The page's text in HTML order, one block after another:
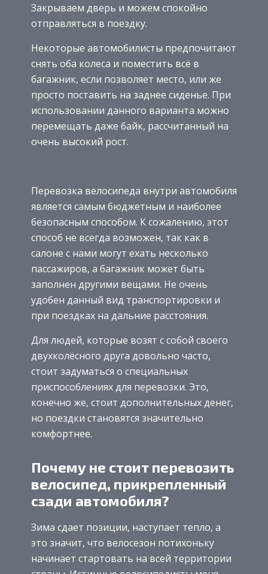
Закрываем дверь и можем спокойно
отправляться в поездку.
Некоторые автомобилисты предпочитают
снять оба колеса и поместить всё в
багажник, если позволяет место, или же
просто поставить на заднее сиденье. При
использовании данного варианта можно
перемещать даже байк, рассчитанный на
очень высокий рост.
Перевозка велосипеда внутри автомобиля
является самым бюджетным и наиболее
безопасным способом. К сожалению, этот
способ не всегда возможен, так как в
салоне с нами могут ехать несколько
пассажиров, а багажник может быть
заполнен другими вещами. Не очень
удобен данный вид транспортировки и
при поездках на дальние расстояния.
Для людей, которые возят с собой своего
двухколёсного друга довольно часто,
стоит задуматься о специальных
приспособлениях для перевозки. Это,
конечно же, стоит дополнительных денег,
но поездки становятся значительно
комфортнее.
Почему не стоит перевозить
велосипед, прикрепленный
сзади автомобиля?
Зима сдает позиции, наступает тепло, а
это значит, что велосезон потихоньку
начинает стартовать на всей территории